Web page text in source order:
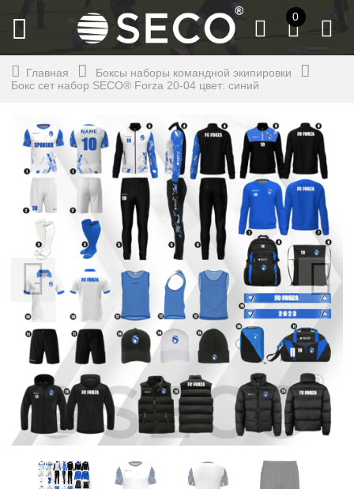
0
Главная
Боксы наборы командной экипировки
Бокс сет набор SECO® Forza 20-04 цвет: синий